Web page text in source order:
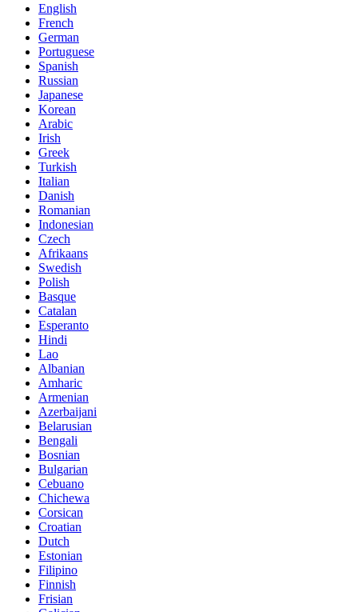
English
French
German
Portuguese
Spanish
Russian
Japanese
Korean
Arabic
Irish
Greek
Turkish
Italian
Danish
Romanian
Indonesian
Czech
Afrikaans
Swedish
Polish
Basque
Catalan
Esperanto
Hindi
Lao
Albanian
Amharic
Armenian
Azerbaijani
Belarusian
Bengali
Bosnian
Bulgarian
Cebuano
Chichewa
Corsican
Croatian
Dutch
Estonian
Filipino
Finnish
Frisian